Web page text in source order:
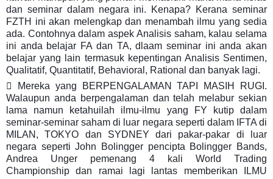
dan seminar dalam negara ini. Kenapa? Kerana seminar
FZTH ini akan melengkap dan menambah ilmu yang sedia
ada. Contohnya dalam aspek Analisis saham, kalau selama
ini anda belajar FA dan TA, dlaam seminar ini anda akan
belajar yang lain termasuk kepentingan Analisis Sentimen,
Qualitatif, Quantitatif, Behavioral, Rational dan banyak lagi.
 Mereka yang BERPENGALAMAN TAPI MASIH RUGI.
Walaupun anda berpengalaman dan telah melabur sekian
lama namun ketahuilah ilmu-ilmu yang FY kutip dalam
seminar-seminar saham di luar negara seperti dalam IFTA di
MILAN, TOKYO dan SYDNEY dari pakar-pakar di luar
negara seperti John Bolingger pencipta Bolingger Bands,
Andrea Unger pemenang 4 kali World Trading
Championship dan ramai lagi lantas memberikan ILMU